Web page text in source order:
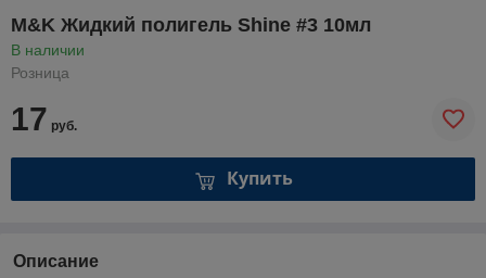
M&K Жидкий полигель Shine #3 10мл
В наличии
Розница
17 руб.
Купить
Описание